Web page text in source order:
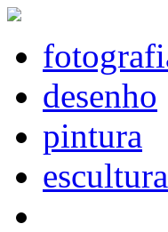
desenho
pintura
escultura